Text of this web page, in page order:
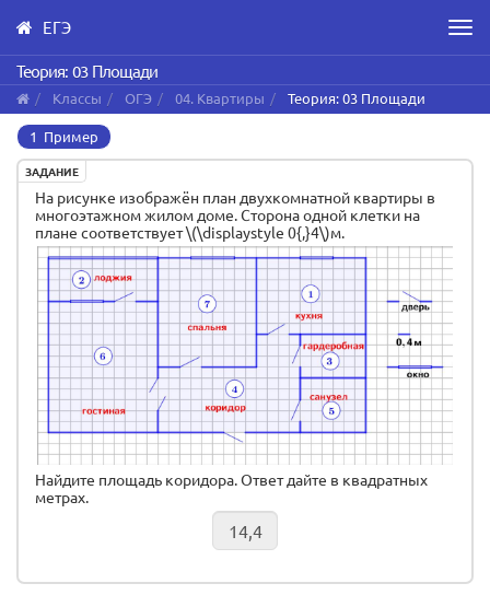
Skip
to
main
content
ЕГЭ
Теория: 03 Площади
Классы ОГЭ 04. Квартиры Теория: 03 Площади
1 Пример
ЗАДАНИЕ
На рисунке изображён план двухкомнатной квартиры в
многоэтажном жилом доме. Сторона одной клетки на
плане соответствует \(\displaystyle 0{,}4\)м.
Найдите площадь коридора. Ответ дайте в квадратных
метрах.